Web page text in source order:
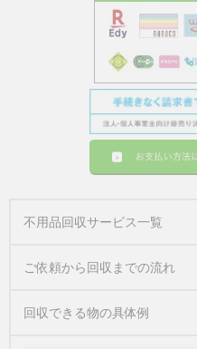
不用品回収サービス一覧
ご依頼から回収までの流れ
回収できる物の具体例